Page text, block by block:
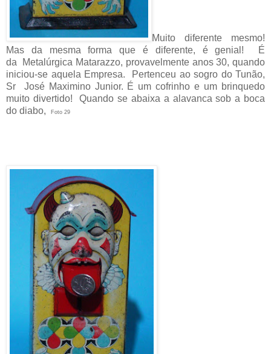
Muito diferente mesmo!
Mas da mesma forma que é diferente, é genial! É
da Metalúrgica Matarazzo, provavelmente anos 30, quando
iniciou-se aquela Empresa. Pertenceu ao sogro do Tunão,
Sr José Maximino Junior. É um cofrinho e um brinquedo
muito divertido! Quando se abaixa a alavanca sob a boca
do diabo,
Foto 29